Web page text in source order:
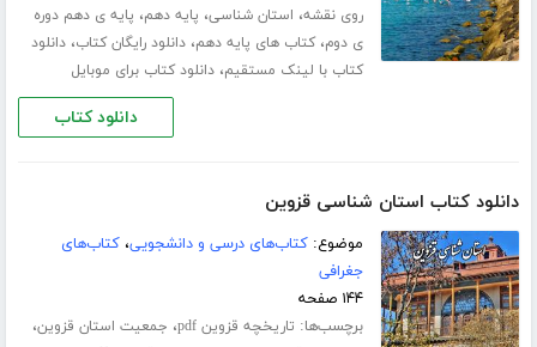
روی نقشه، استان شناسی، پایه دهم، پایه ی دهم دوره
ی دوم،کتاب های پایه دهم،دانلود رایگان کتاب،دانلود
کتاب با لینک مستقیم،دانلود کتاب برای موبایل
دانلود کتاب
دانلود کتاب استان شناسی قزوین
موضوع:کتاب‌های درسی و دانشجویی،کتاب‌های
جغرافی
۱۴۴ صفحه
برچسب‌ها: تاریخچه قزوین pdf ، جمعیت استان قزوین،